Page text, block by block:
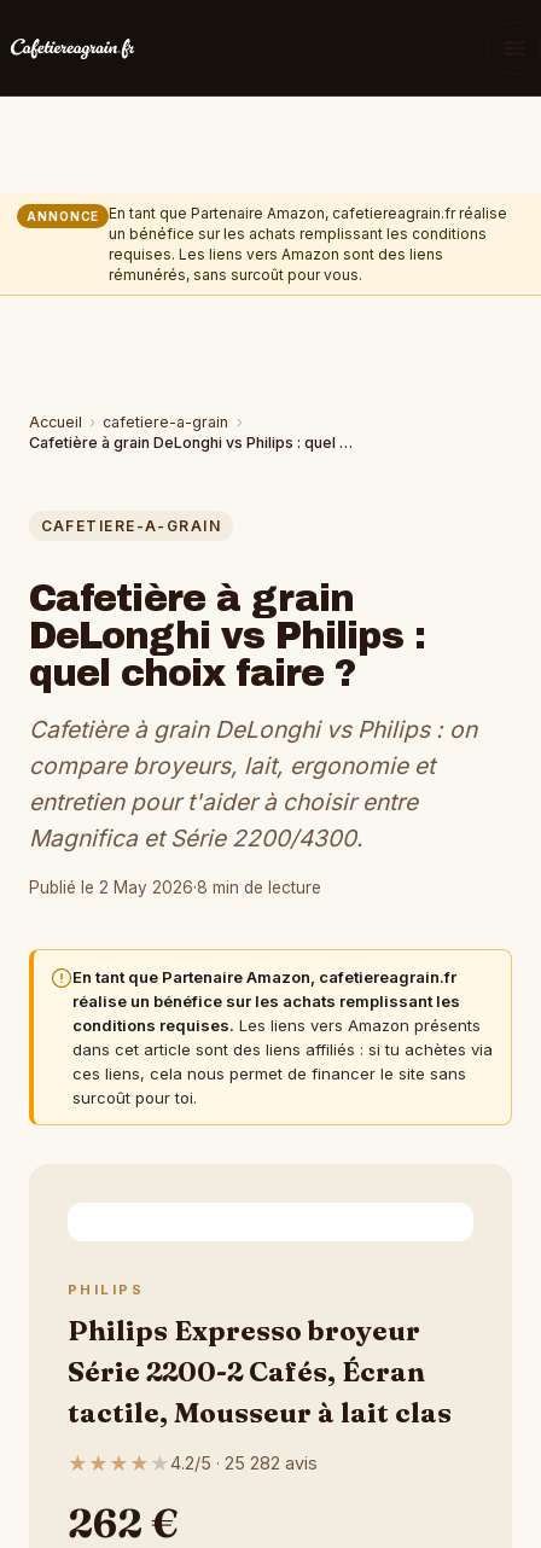
ANNONCE
En tant que Partenaire Amazon, cafetiereagrain.fr réalise
un bénéfice sur les achats remplissant les conditions
requises. Les liens vers Amazon sont des liens
rémunérés, sans surcoût pour vous.
Accueil › cafetiere-a-grain ›
Cafetière à grain DeLonghi vs Philips : quel choix faire ?
CAFETIERE-A-GRAIN
Cafetière à grain
DeLonghi vs Philips :
quel choix faire ?
Cafetière à grain DeLonghi vs Philips : on
compare broyeurs, lait, ergonomie et
entretien pour t'aider à choisir entre
Magnifica et Série 2200/4300.
Publié le 2 May 2026·8 min de lecture
En tant que Partenaire Amazon, cafetiereagrain.fr
réalise un bénéfice sur les achats remplissant les
conditions requises. Les liens vers Amazon présents
dans cet article sont des liens affiliés : si tu achètes via
ces liens, cela nous permet de financer le site sans
surcoût pour toi.
PHILIPS
Philips Expresso broyeur
Série 2200-2 Cafés, Écran
tactile, Mousseur à lait clas
★ ★ ★ ★ ★4.2/5 · 25 282 avis
262 €